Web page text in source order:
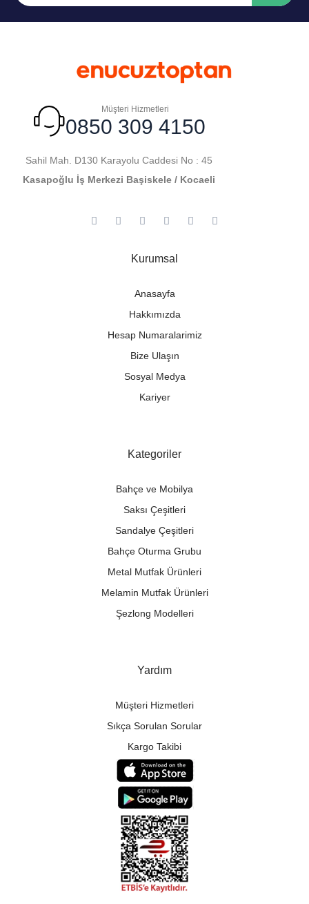
Müşteri Hizmetleri
0850 309 4150
Sahil Mah. D130 Karayolu Caddesi No : 45
Kasapoğlu İş Merkezi Başiskele / Kocaeli
Kurumsal
Anasayfa
Hakkımızda
Hesap Numaralarimiz
Bize Ulaşın
Sosyal Medya
Kariyer
Kategoriler
Bahçe ve Mobilya
Saksı Çeşitleri
Sandalye Çeşitleri
Bahçe Oturma Grubu
Metal Mutfak Ürünleri
Melamin Mutfak Ürünleri
Şezlong Modelleri
Yardım
Müşteri Hizmetleri
Sıkça Sorulan Sorular
Kargo Takibi